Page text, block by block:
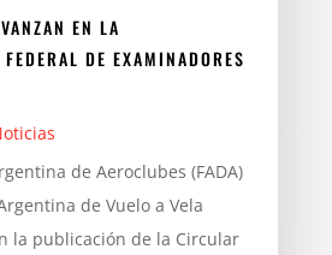
EN LA
DE EXAMINADORES
de Aeroclubes (FADA)
de Vuelo a Vela
la publicación de la Circular